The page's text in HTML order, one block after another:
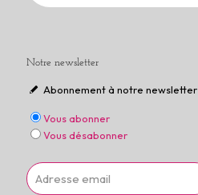
Notre newsletter
Abonnement à notre newsletter
Vous abonner
Vous désabonner